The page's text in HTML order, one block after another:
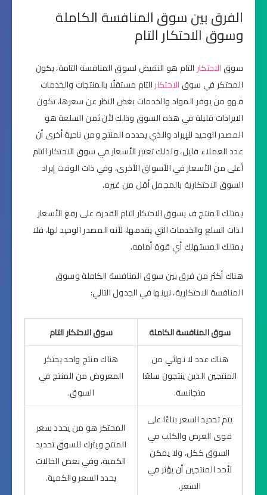
الفرق بينسوق المنافسة الكاملة
وسوق الاحتكار التام
سوقالاحتكار التام هو النقيض لسوق المنافسة التامة، يكون
المحتكر في سوقالاحتكارالتام مستقلًا بالمنتجات والخدمات
فهو من يوفر المواد والخدمات بغض النظر عن سعرها، تكون
الايرادات قليلة في هذه السوق وذلك لأن ثمن السلعة هو
المصدر الوحيد للإيراد والذي يحدده المنتج ومن ناحية أخرى أن
عدد العملاء قليل، ولذلك تعتبر الأسعار في سوق الاحتكار التام
أعلى من الأسعار في الأسواق الأخرى، وفي ذات الوقت إيراد
السوق الاحتكارية بالمجمل أقل من غيره.
يمتلك المنتج ف يسوق الاحتكار التام القدرة على رفع الأسعار
لذات السلع والخدمات التي يقدمها، لأنه المصدر الوحيد لها، فلا
يمتلك المستهلك أي قوة أمامه.
هناك أكثر من فرق بين سوق المنافسة الكاملة وسوق
المنافسة الاحتكارية، نبينها في الجدول التالي:
سوق المنافسة الكاملة
سوق الاحتكار التام
هناك عدد لا نهائي من
المنتجين الذين ينتجون سلعًا
متجانسة.
هناك منتج واحد يحتكر
المعروض من المنتج في
السوق.
يتم تحديد السعر بناءًا على
قوى العرض والكلب في
السوق ككل، ولا يمكن
لأحد المنتجين أن يؤثر في
السعر.
المحتكر هو من يحدد سعر
المنتج ويترك للسوق تحديد
الكمية، وفي بعض الخالات
يحدد السعر والكمية.